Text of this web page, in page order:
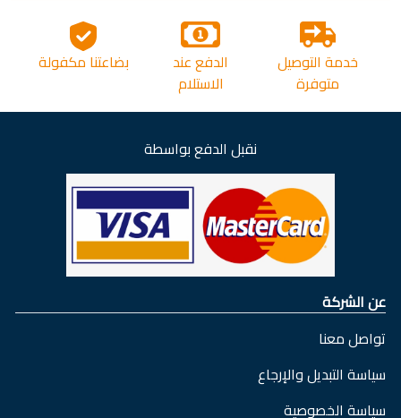
خدمة التوصيل
متوفرة
الدفع عند
الاستلام
بضاعتنا مكفولة
نقبل الدفع بواسطة
عن الشركة
تواصل معنا
سياسة التبديل والإرجاع
سياسة الخصوصية